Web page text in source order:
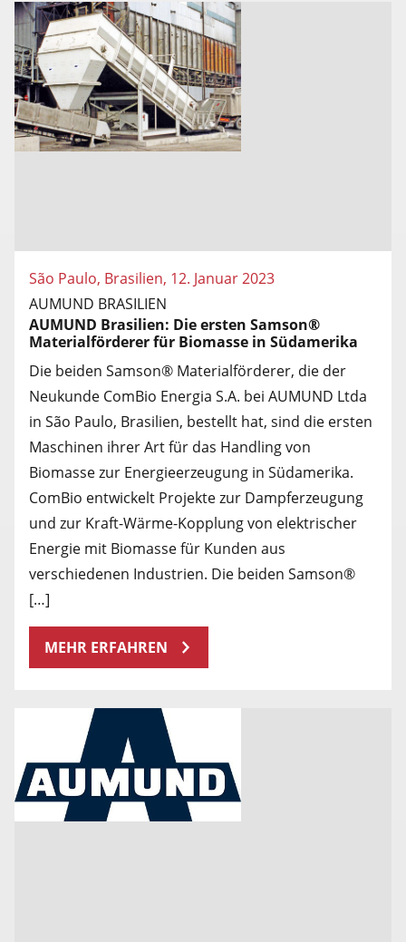
São Paulo, Brasilien, 12. Januar 2023
AUMUND BRASILIEN
AUMUND Brasilien: Die ersten Samson®
Materialförderer für Biomasse in Südamerika
Die beiden Samson® Materialförderer, die der
Neukunde ComBio Energia S.A. bei AUMUND Ltda
in São Paulo, Brasilien, bestellt hat, sind die ersten
Maschinen ihrer Art für das Handling von
Biomasse zur Energieerzeugung in Südamerika.
ComBio entwickelt Projekte zur Dampferzeugung
und zur Kraft-Wärme-Kopplung von elektrischer
Energie mit Biomasse für Kunden aus
verschiedenen Industrien. Die beiden Samson®
[…]
MEHR ERFAHREN